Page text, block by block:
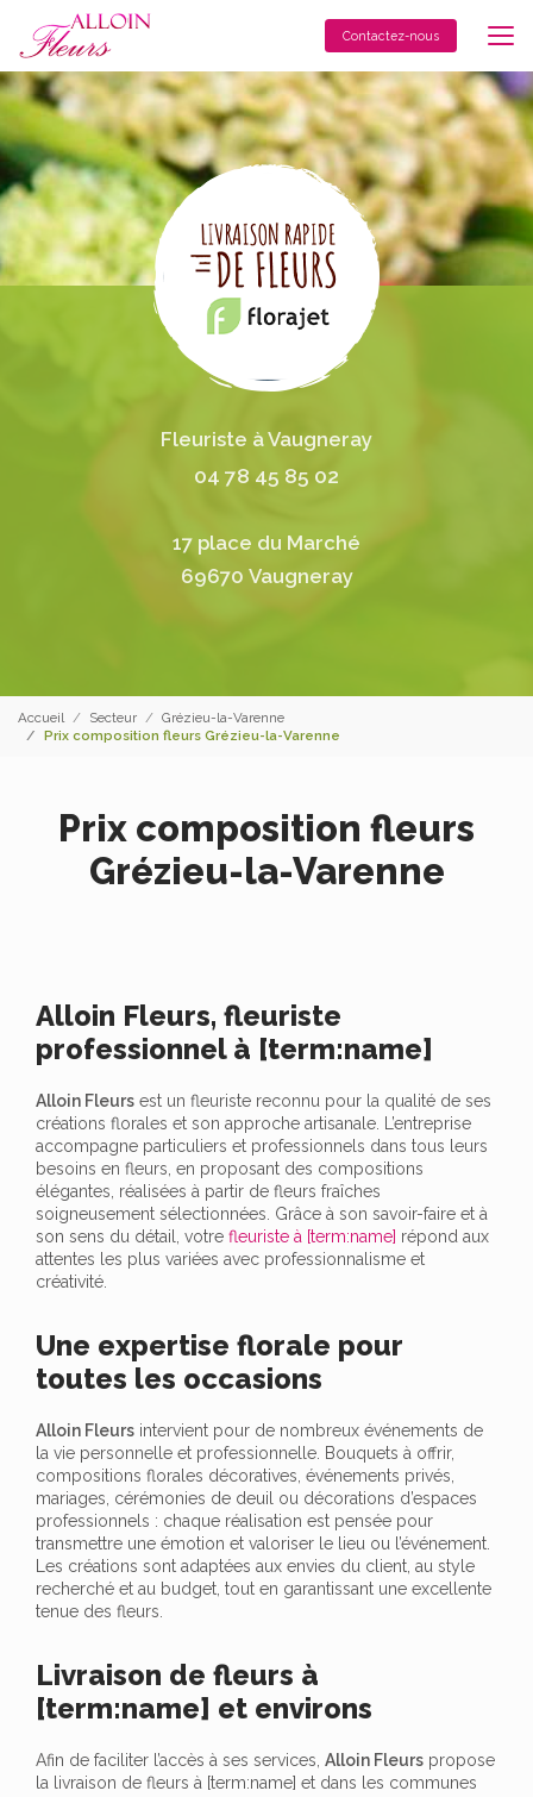
contenu
principal
Contactez-nous
Fleuriste à Vaugneray
04 78 45 85 02
17 place du Marché
69670 Vaugneray
Accueil Secteur
Grézieu-la-Varenne
Prix composition fleurs Grézieu-la-Varenne
Prix composition fleurs
Grézieu-la-Varenne
Alloin Fleurs, fleuriste
professionnel à [term:name]
Alloin Fleurs est un fleuriste reconnu pour la qualité de ses
créations florales et son approche artisanale. L’entreprise
accompagne particuliers et professionnels dans tous leurs
besoins en fleurs, en proposant des compositions
élégantes, réalisées à partir de fleurs fraîches
soigneusement sélectionnées. Grâce à son savoir-faire et à
son sens du détail, votre fleuriste à [term:name] répond aux
attentes les plus variées avec professionnalisme et
créativité.
Une expertise florale pour
toutes les occasions
Alloin Fleurs intervient pour de nombreux événements de
la vie personnelle et professionnelle. Bouquets à offrir,
compositions florales décoratives, événements privés,
mariages, cérémonies de deuil ou décorations d’espaces
professionnels : chaque réalisation est pensée pour
transmettre une émotion et valoriser le lieu ou l’événement.
Les créations sont adaptées aux envies du client, au style
recherché et au budget, tout en garantissant une excellente
tenue des fleurs.
Livraison de fleurs à
[term:name] et environs
Afin de faciliter l’accès à ses services, Alloin Fleurs propose
la livraison de fleurs à [term:name] et dans les communes